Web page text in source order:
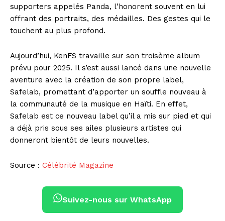
supporters appelés Panda, l’honorent souvent en lui
offrant des portraits, des médailles. Des gestes qui le
touchent au plus profond.
Aujourd’hui, KenFS travaille sur son troisème album
prévu pour 2025. Il s’est aussi lancé dans une nouvelle
aventure avec la création de son propre label,
Safelab, promettant d’apporter un souffle nouveau à
la communauté de la musique en Haïti. En effet,
Safelab est ce nouveau label qu’il a mis sur pied et qui
a déjà pris sous ses ailes plusieurs artistes qui
donneront bientôt de leurs nouvelles.
Source : Célébrité Magazine
Suivez-nous sur WhatsApp